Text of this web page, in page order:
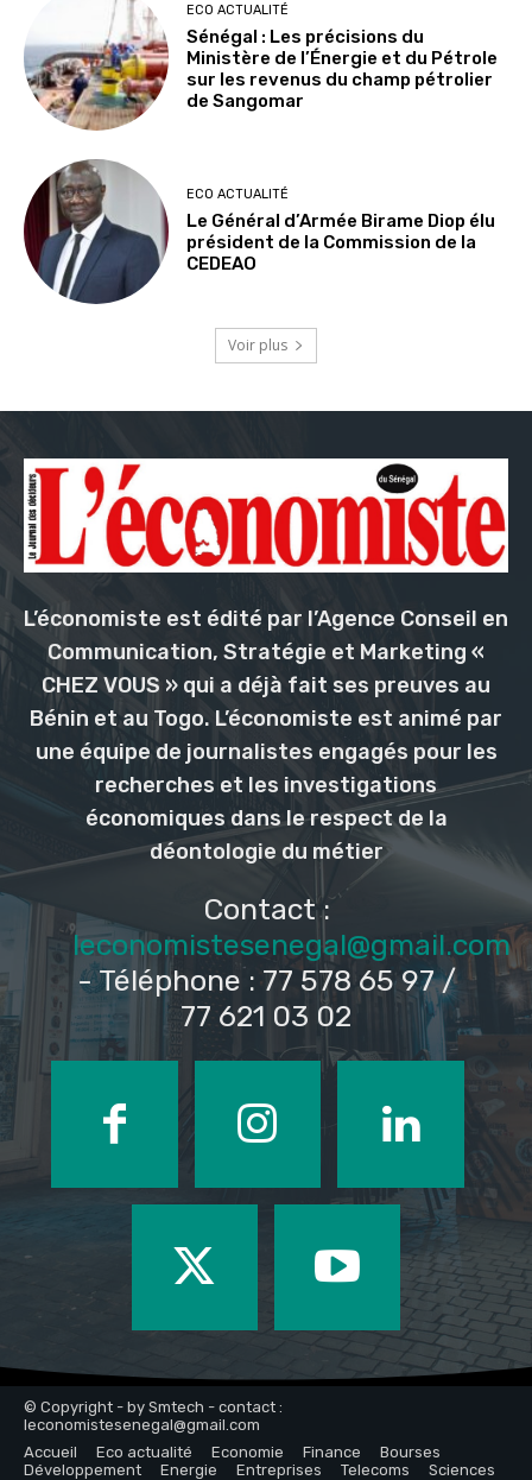
ECO ACTUALITÉ
Sénégal : Les précisions du
Ministère de l’Énergie et du Pétrole
sur les revenus du champ pétrolier
de Sangomar
ECO ACTUALITÉ
Le Général d’Armée Birame Diop élu
président de la Commission de la
CEDEAO
Voir plus
L’économiste est édité par l’Agence Conseil en
Communication, Stratégie et Marketing «
CHEZ VOUS » qui a déjà fait ses preuves au
Bénin et au Togo. L’économiste est animé par
une équipe de journalistes engagés pour les
recherches et les investigations
économiques dans le respect de la
déontologie du métier
Contact :
leconomistesenegal@gmail.com
- Téléphone : 77 578 65 97 /
77 621 03 02
© Copyright - by Smtech - contact :
leconomistesenegal@gmail.com
Accueil
Eco actualité Economie Finance
Bourses
Développement
Energie Entreprises Telecoms Sciences